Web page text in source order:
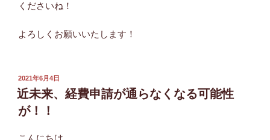
くださいね！
よろしくお願いいたします！
投
稿
日:
2021年6月4日
近未来、経費申請が通らなくなる可能性
が！！
こんにちは。